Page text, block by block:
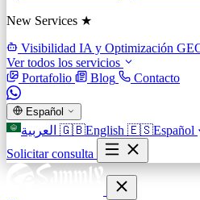
New Services ★
Visibilidad IA y Optimización
Ver todos los servicios
Portafolio
Blog Contacto
Español
العربية 🇬🇧English 🇪🇸Español
Solicitar consulta